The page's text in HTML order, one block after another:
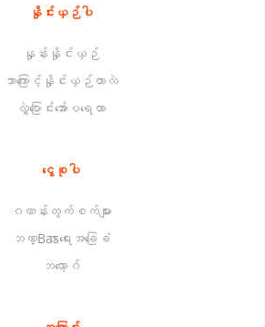
နှိုင်းယှဉ်ပါ
နှုန်းနှိုင်းယှဉ်
ဘာကြောင့်နှိုင်းယှဉ်တာလဲ
လွှဲပြောင်းအော်ပရေတာ
ငွေစုပါ
ဂဏန်းတွက်စက်များ
ဘဏ္Basာရေးအခြေခံ
ဘလော့ဂ်